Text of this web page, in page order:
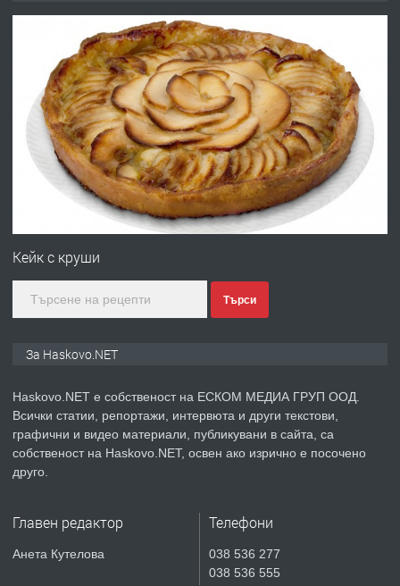
537 426
преди 20 часа
ПРЕДЛАГА
Давам обзаведено жилище за жена
без брокери 0889 537 426
преди 20 часа
Под НАЕМ двустаен Орфей
преди 3 дни
ПРЕДЛАГА
🔑 ОБЗАВЕДЕНА ГАРСОНИЕРА ПОД
Кейк с круши
Търси
За Haskovo.NET
Haskovo.NET е собственост на ЕСКОМ МЕДИА ГРУП ООД.
Всички статии, репортажи, интервюта и други текстови,
графични и видео материали, публикувани в сайта, са
собственост на Haskovo.NET, освен ако изрично е посочено
друго.
Главен редактор
Анета Кутелова
Телефони
038 536 277
038 536 555